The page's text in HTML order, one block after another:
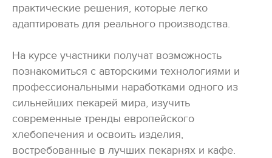
практические решения, которые легко
адаптировать для реального производства.
На курсе участники получат возможность
познакомиться с авторскими технологиями и
профессиональными наработками одного из
сильнейших пекарей мира, изучить
современные тренды европейского
хлебопечения и освоить изделия,
востребованные в лучших пекарнях и кафе.